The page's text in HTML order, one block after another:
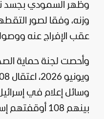
وظهر السمودي بجسد
وزنه، وفقا لصور
عقب الإفراج عنه
وسائل إعلام في